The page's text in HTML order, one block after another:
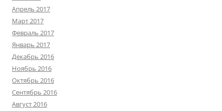
Апрель 2017
Март 2017
Февраль 2017
Январь 2017
Декабрь 2016
Ноябрь 2016
Октябрь 2016
Сентябрь 2016
Август 2016